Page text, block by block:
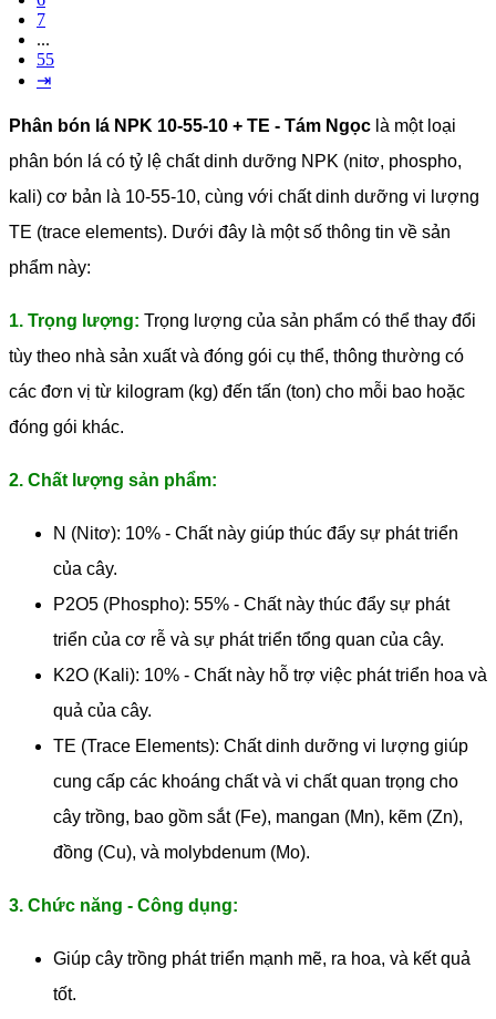
7
...
55
⇥
Phân bón lá NPK 10-55-10 + TE - Tám Ngọc là một loại
phân bón lá có tỷ lệ chất dinh dưỡng NPK (nitơ, phospho,
kali) cơ bản là 10-55-10, cùng với chất dinh dưỡng vi lượng
TE (trace elements). Dưới đây là một số thông tin về sản
phẩm này:
1. Trọng lượng: Trọng lượng của sản phẩm có thể thay đổi
tùy theo nhà sản xuất và đóng gói cụ thể, thông thường có
các đơn vị từ kilogram (kg) đến tấn (ton) cho mỗi bao hoặc
đóng gói khác.
2. Chất lượng sản phẩm:
N (Nitơ): 10% - Chất này giúp thúc đẩy sự phát triển
của cây.
P2O5 (Phospho): 55% - Chất này thúc đẩy sự phát
triển của cơ rễ và sự phát triển tổng quan của cây.
K2O (Kali): 10% - Chất này hỗ trợ việc phát triển hoa và
quả của cây.
TE (Trace Elements): Chất dinh dưỡng vi lượng giúp
cung cấp các khoáng chất và vi chất quan trọng cho
cây trồng, bao gồm sắt (Fe), mangan (Mn), kẽm (Zn),
đồng (Cu), và molybdenum (Mo).
3. Chức năng - Công dụng:
Giúp cây trồng phát triển mạnh mẽ, ra hoa, và kết quả
tốt.